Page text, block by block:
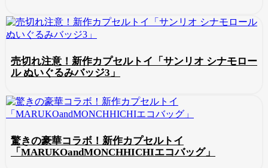
売切れ注意！新作カプセルトイ「サンリオ シナモロー
ル ぬいぐるみバッジ3」
驚きの豪華コラボ！新作カプセルトイ
「MARUKOandMONCHHICHIエコバッグ」